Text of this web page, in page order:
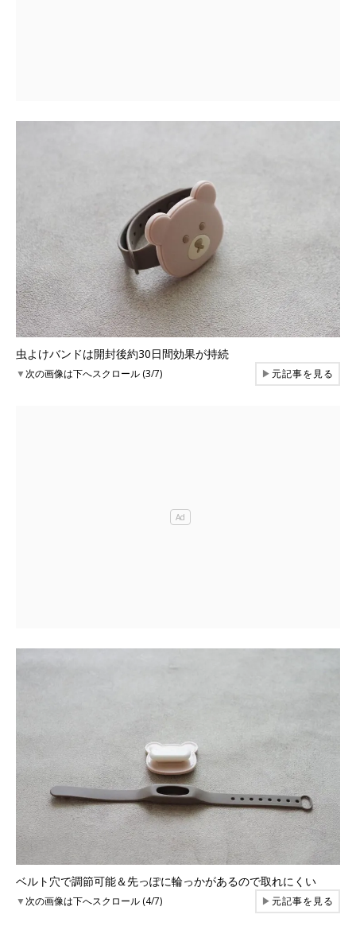
虫よけバンドは開封後約30日間効果が持続
▼次の画像は下へスクロール (3/7) ▶元記事を見る
ベルト穴で調節可能＆先っぽに輪っかがあるので取れにくい
▼次の画像は下へスクロール (4/7) ▶元記事を見る